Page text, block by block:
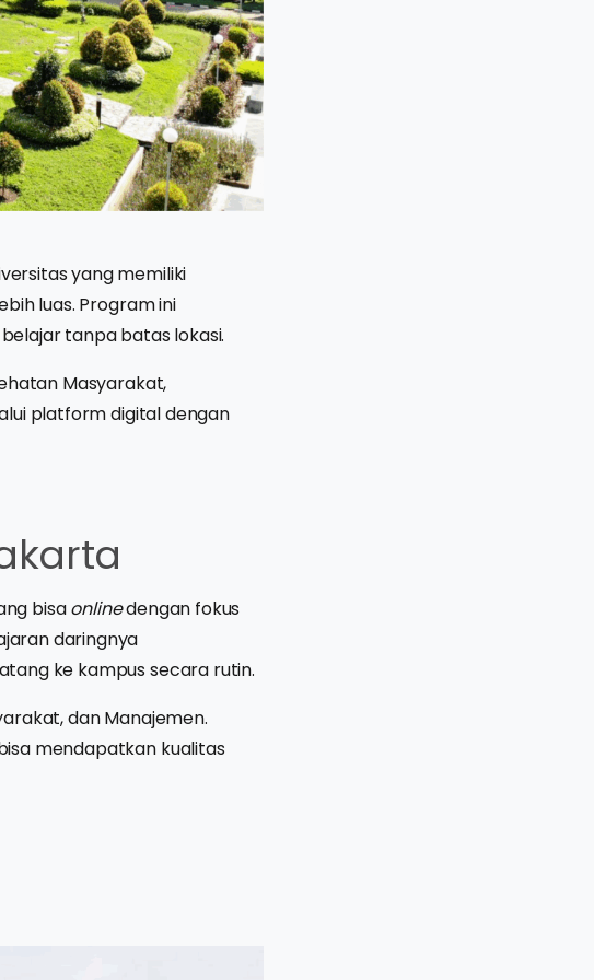
yang memiliki
luas. Program ini
tanpa batas lokasi.
Masyarakat,
platform digital dengan
bisaonlinedengan fokus
daringnya
ke kampus secara rutin.
dan Manajemen.
mendapatkan kualitas